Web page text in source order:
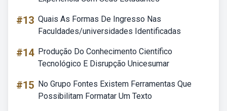
#13 Quais As Formas De Ingresso Nas
Faculdades/universidades Identificadas
#14 Produção Do Conhecimento Científico
Tecnológico E Disrupção Unicesumar
#15 No Grupo Fontes Existem Ferramentas Que
Possibilitam Formatar Um Texto